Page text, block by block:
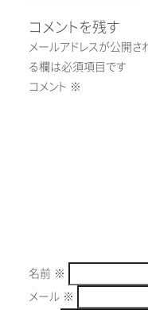
コメントを残す
メールアドレスが公開さ
る欄は必須項目です
コメント ※
名前 ※
メール ※